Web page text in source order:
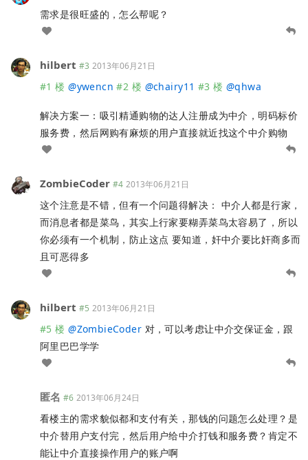
需求是很旺盛的，怎么帮呢？
hilbert #3 2013年06月21日
#1 楼 @ywencn #2 楼 @chairy11 #3 楼 @qhwa
解决方案一：吸引精通购物的达人注册成为中介，明码标价
服务费，然后网购有麻烦的用户直接就近找这个中介购物
ZombieCoder #4 2013年06月21日
这个注意是不错，但有一个问题得解决： 中介人都是行家，
而消息者都是菜鸟，其实上行家要糊弄菜鸟太容易了，所以
你必须有一个机制，防止这点 要知道，奸中介要比奸商多而
且可恶得多
hilbert #5 2013年06月21日
#5 楼 @ZombieCoder 对，可以考虑让中介交保证金，跟
阿里巴巴学学
匿名 #6 2013年06月24日
看楼主的需求貌似都和支付有关，那钱的问题怎么处理？是
中介替用户支付完，然后用户给中介打钱和服务费？肯定不
能让中介直接操作用户的账户啊